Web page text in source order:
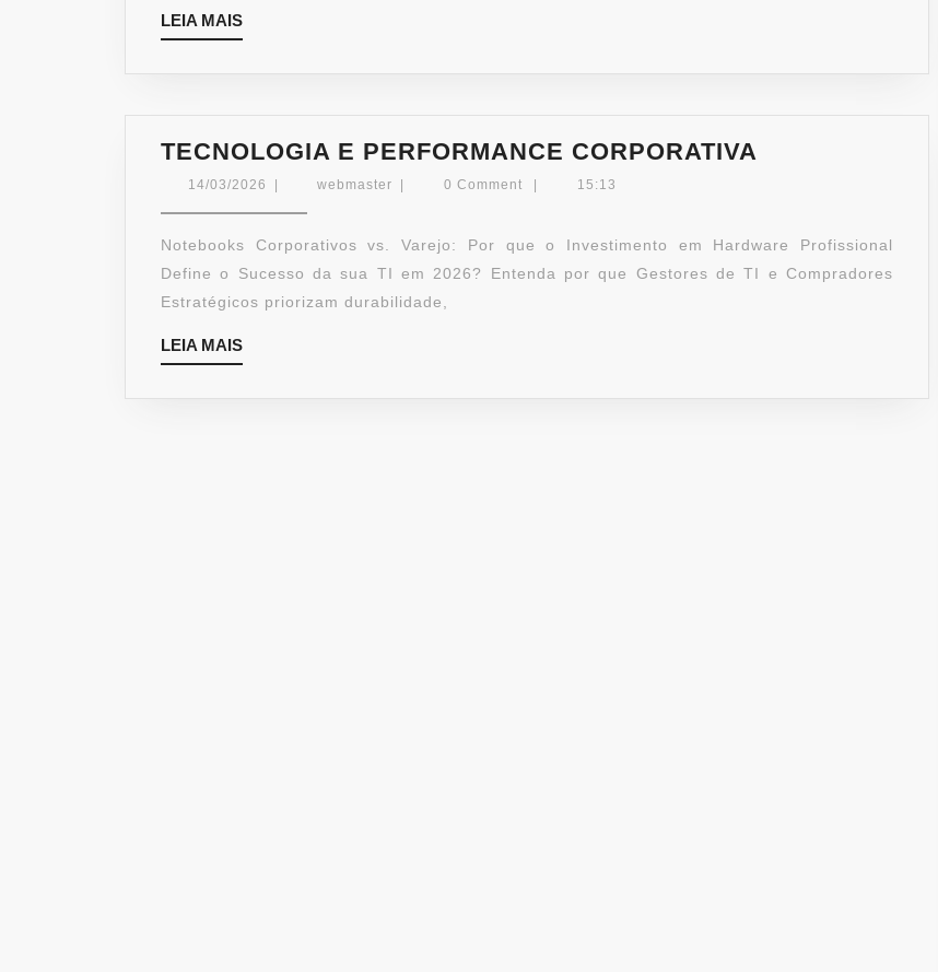
BRASIL
LEIA MAISLEIA
MAIS
TECNOLOGIA E PERFORMANCE CORPORATIVA
CORPORATIVA
14/03/2026 14/03/2026webmaster webmaster0 Comment 15:13
Notebooks Corporativos vs. Varejo: Por que o Investimento em Hardware Profissional
Define o Sucesso da sua TI em 2026? Entenda por que Gestores de TI e Compradores
Estratégicos priorizam durabilidade,
LEIA MAISLEIA
MAIS